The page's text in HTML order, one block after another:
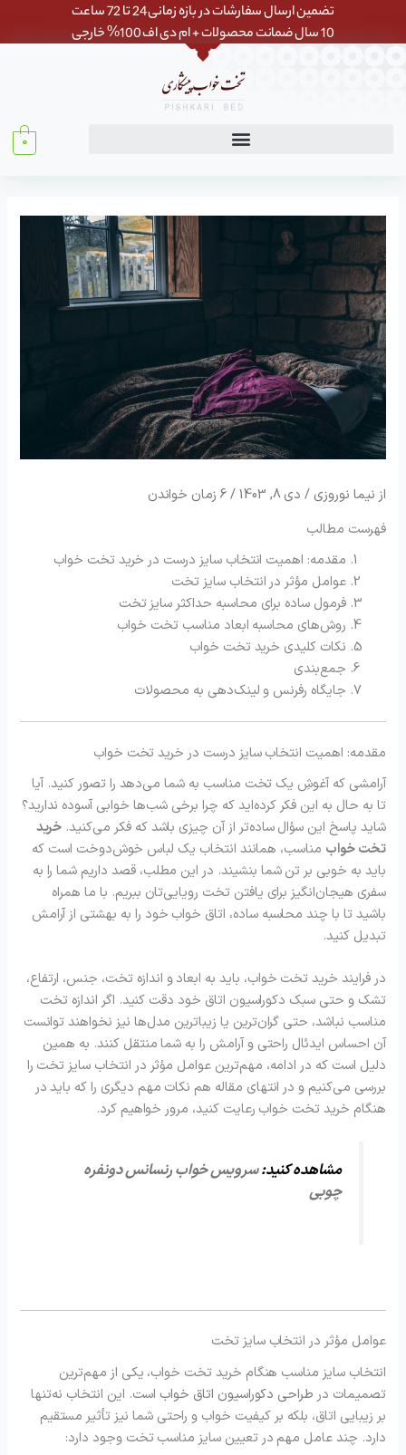
تضمین ارسال سفارشات در بازه زمانی 24 تا 72 ساعت
10 سال ضمانت محصولات + ام دی اف 100% خارجی
0
از نیما نوروزی / دی 8, 1403 /
‏6 زمان خواندن
فهرست مطالب
مقدمه: اهمیت انتخاب سایز درست در خریدتخت خواب
عوامل مؤثر در انتخاب سایز تخت
فرمول ساده برای محاسبه حداکثر سایزتخت
روش‌های محاسبه ابعاد مناسب تخت خواب
نکات کلیدی خریدتخت خواب
جمع‌بندی
جایگاه رفرنس و لینک‌دهی به محصولات
مقدمه: اهمیت انتخاب سایز درست در خرید تخت خواب
آرامشی که آغوشِ یک تخت مناسب به شما می‌دهد را تصور کنید. آیا
تا به حال به این فکر کرده‌اید که چرا برخی شب‌ها خوابی آسوده ندارید؟
شاید پاسخ این سؤال ساده‌تر از آن چیزی باشد که فکر می‌کنید. خرید
تخت خواب مناسب، همانند انتخاب یک لباس خوش‌دوخت است که
باید به خوبی بر تن شما بنشیند. در این مطلب، قصد داریم شما را به
سفری هیجان‌انگیز برای یافتن تخت رویایی‌تان ببریم. با ما همراه
باشید تا با چند محاسبه ساده، اتاق خواب خود را به بهشتی از آرامش
تبدیل کنید.
در فرایند خرید تخت خواب، باید به ابعاد و اندازه تخت، جنس، ارتفاع،
تشک و حتی سبک دکوراسیون اتاق خود دقت کنید. اگر اندازه تخت
مناسب نباشد، حتی گران‌ترین یا زیباترین مدل‌ها نیز نخواهند توانست
آن احساس ایدئال راحتی و آرامش را به شما منتقل کنند. به همین
دلیل است که در ادامه، مهم‌ترین عوامل مؤثر در انتخاب سایز تخت را
بررسی می‌کنیم و در انتهای مقاله هم نکات مهم دیگری را که باید در
هنگام خرید تخت خواب رعایت کنید، مرور خواهیم کرد.
مشاهده کنید:سرویس خواب رنسانس دونفره
چوبی
عوامل مؤثر در انتخاب سایز تخت
انتخاب سایز مناسب هنگام خرید تخت خواب، یکی از مهم‌ترین
تصمیمات در طراحی دکوراسیون اتاق خواب است. این انتخاب نه‌تنها
بر زیبایی اتاق، بلکه بر کیفیت خواب و راحتی شما نیز تأثیر مستقیم
دارد. چند عامل مهم در تعیین سایز مناسب تخت وجود دارد: